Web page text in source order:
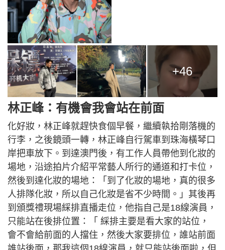
+46
林正峰：有機會我會站在前面
化好妝，林正峰就趕快食個早餐，繼續執拾剛落機的
行李，之後鏡頭一轉，林正峰自行駕車到珠海橫琴口
岸把車放下。到達澳門後，有工作人員帶他到化妝的
場地，沿途拍片介紹平常藝人所行的通道和打卡位，
然後到達化妝的場地：「到了化妝的場地，真的很多
人排隊化妝，所以自己化妝是省不少時間。」其後再
到頒獎禮現場綵排直播走位，他指自己是18線演員，
只能站在後排位置：「 綵排主要是看大家的站位，
會不會給前面的人擋住，然後大家要排位，誰站前面